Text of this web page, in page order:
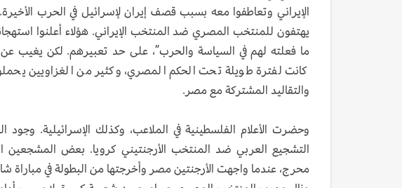
الإيراني وتعاطفوا معه بسبب قصف إيران لإسرائيل في الحرب
يهتفون للمنتخب المصري ضد المنتخب الإيراني. هؤلاء أعلنوا
ما فعلته لهم في السياسة والحرب”، على حد تعبيرهم. لكن يغيب
كانت لفترة طويلة تحت الحكم المصري، وكثير من الغزاويين
والتقاليد المشتركة مع مصر.
وحضرت الأعلام الفلسطينية في الملاعب، وكذلك الإسرائيلية.
التشجيع العربي ضد المنتخب الأرجنتيني كرويا. بعض المشجعين
محرج، عندما واجهت الأرجنتين مصر وأخرجتها من البطولة في مباراة